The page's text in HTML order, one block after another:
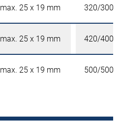
max. 25 x 19 mm 320/300
max. 25 x 19 mm 420/400
max. 25 x 19 mm 500/500